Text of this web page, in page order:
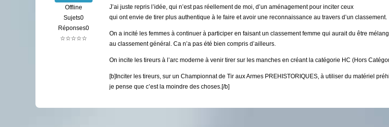
Offline
Sujets0
Réponses0
☆☆☆☆☆
J’ai juste repris l’idée, qui n’est pas réellement de moi, d’un aménagement pour inciter ceux
qui ont envie de tirer plus authentique à le faire et avoir une reconnaissance au travers d’un classement.
On a incité les femmes à continuer à participer en faisant un classement femme qui aurait du être
au classement général. Ca n’a pas été bien compris d’ailleurs.
On incite les tireurs à l’arc moderne à venir tirer sur les manches en créant la catégorie HC (Hors
[b]Inciter les tireurs, sur un Championnat de Tir aux Armes PREHISTORIQUES, à utiliser du matériel
je pense que c’est la moindre des choses.[/b]